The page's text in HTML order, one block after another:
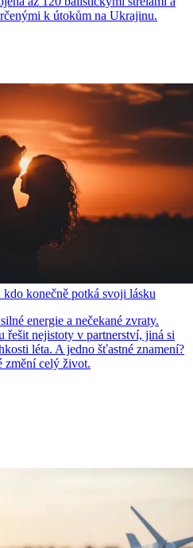
k útokům na Ukrajinu.
konečně potká svoji lásku
energie a nečekané zvraty.
řešit nejistoty v partnerství, jiná si
léta. A jedno šťastné znamení?
změní celý život.